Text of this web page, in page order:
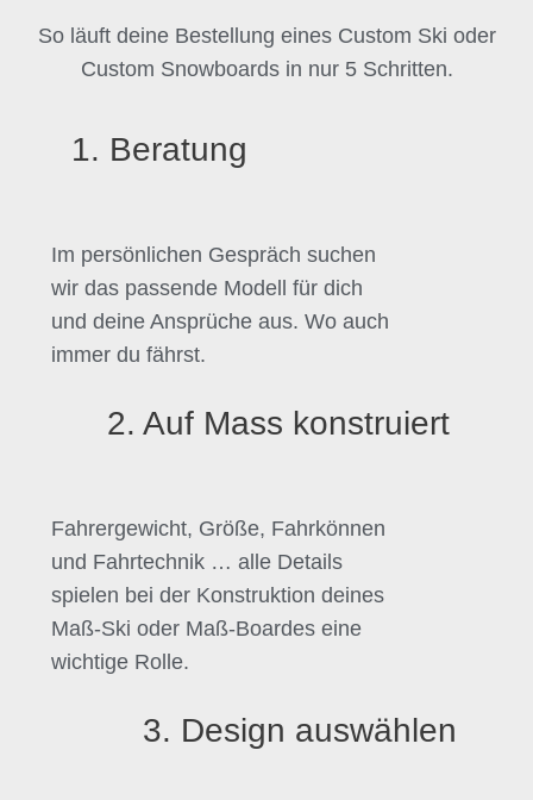
So läuft deine Bestellung eines Custom Ski oder
Custom Snowboards in nur 5 Schritten.
1. Beratung
Im persönlichen Gespräch suchen
wir das passende Modell für dich
und deine Ansprüche aus. Wo auch
immer du fährst.
2. Auf Mass konstruiert
Fahrergewicht, Größe, Fahrkönnen
und Fahrtechnik … alle Details
spielen bei der Konstruktion deines
Maß-Ski oder Maß-Boardes eine
wichtige Rolle.
3. Design auswählen